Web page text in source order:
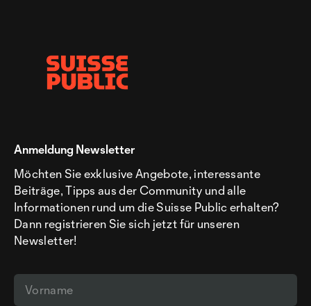
Anmeldung Newsletter
Möchten Sie exklusive Angebote, interessante
Beiträge, Tipps aus der Community und alle
Informationen rund um die Suisse Public erhalten?
Dann registrieren Sie sich jetzt für unseren
Newsletter!